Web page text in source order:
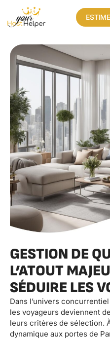
GESTION DE
L’ATOUT
SÉDUIRE LES
Dans l’univers
les voyageurs deviennent
leurs critères de sélection.
dynamique aux portes de